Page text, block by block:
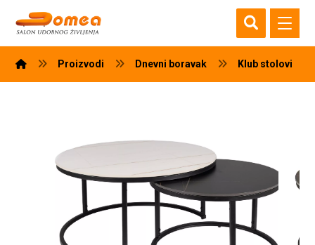
Proizvodi Dnevni boravak Klub stolovi